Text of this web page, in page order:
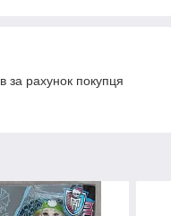
за рахунок покупця